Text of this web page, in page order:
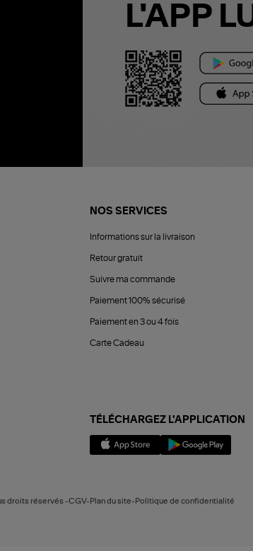
L'APP
NOS SERVICES
Informations sur la livraison
Retour gratuit
Suivre ma commande
Paiement 100% sécurisé
Paiement en 3 ou 4 fois
Carte Cadeau
TÉLÉCHARGEZ L'APPLICATION
droits réservés -CGV-Plan du site-Politique de confidentialité